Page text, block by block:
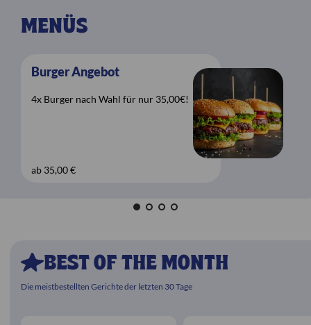
MENÜS
Burger Angebot
4x Burger nach Wahl für nur 35,00€!
ab 35,00 €
BEST OF THE MONTH
Die meistbestellten Gerichte der letzten 30 Tage